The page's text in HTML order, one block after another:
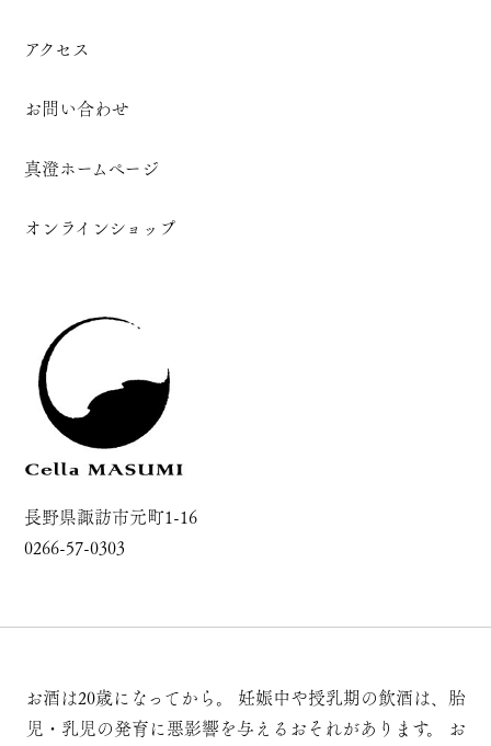
アクセス
お問い合わせ
真澄ホームページ
オンラインショップ
長野県諏訪市元町1-16
0266-57-0303
お酒は20歳になってから。
妊娠中や授乳期の飲酒は、胎
児・乳児の発育に悪影響を与えるおそれがあります。
お